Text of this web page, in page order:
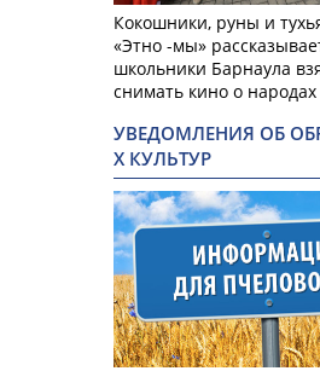
Кокошники, руны и
«Этно -мы»
школьники Барнаула
снимать кино о народах
УВЕДОМЛЕНИЯ ОБ
Х КУЛЬТУР